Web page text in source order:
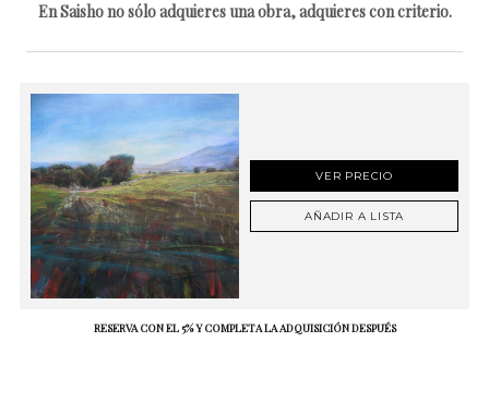
En Saisho no sólo adquieres una obra, adquieres con criterio.
VER PRECIO
AÑADIR A LISTA
RESERVA CON EL 5% Y COMPLETA LA ADQUISICIÓN DESPUÉS